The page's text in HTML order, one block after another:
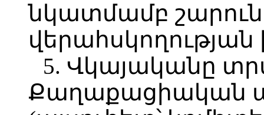
նկատմամբ
5. Վկայականը
Քաղաքացիական